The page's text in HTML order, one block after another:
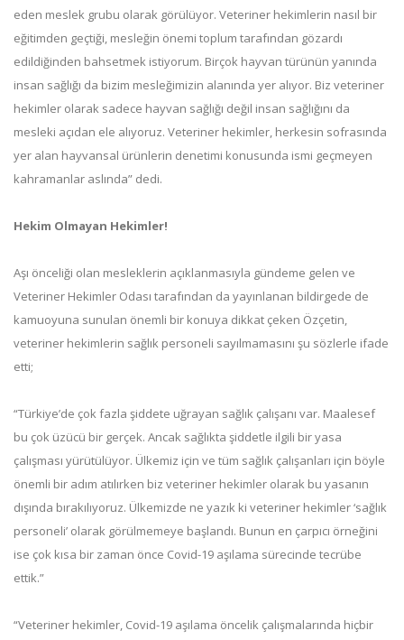
eden meslek grubu olarak görülüyor. Veteriner hekimlerin nasıl bir
eğitimden geçtiği, mesleğin önemi toplum tarafından gözardı
edildiğinden bahsetmek istiyorum. Birçok hayvan türünün yanında
insan sağlığı da bizim mesleğimizin alanında yer alıyor. Biz veteriner
hekimler olarak sadece hayvan sağlığı değil insan sağlığını da
mesleki açıdan ele alıyoruz. Veteriner hekimler, herkesin sofrasında
yer alan hayvansal ürünlerin denetimi konusunda ismi geçmeyen
kahramanlar aslında” dedi.
Hekim Olmayan Hekimler!
Aşı önceliği olan mesleklerin açıklanmasıyla gündeme gelen ve
Veteriner Hekimler Odası tarafından da yayınlanan bildirgede de
kamuoyuna sunulan önemli bir konuya dikkat çeken Özçetin,
veteriner hekimlerin sağlık personeli sayılmamasını şu sözlerle ifade
etti;
“Türkiye’de çok fazla şiddete uğrayan sağlık çalışanı var. Maalesef
bu çok üzücü bir gerçek. Ancak sağlıkta şiddetle ilgili bir yasa
çalışması yürütülüyor. Ülkemiz için ve tüm sağlık çalışanları için böyle
önemli bir adım atılırken biz veteriner hekimler olarak bu yasanın
dışında bırakılıyoruz. Ülkemizde ne yazık ki veteriner hekimler ‘sağlık
personeli’ olarak görülmemeye başlandı. Bunun en çarpıcı örneğini
ise çok kısa bir zaman önce Covid-19 aşılama sürecinde tecrübe
ettik.”
“Veteriner hekimler, Covid-19 aşılama öncelik çalışmalarında hiçbir